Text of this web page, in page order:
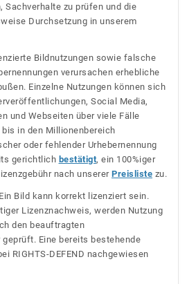
Sachverhalte zu prüfen und die
Durchsetzung in unserem
Bildnutzungen sowie falsche
verursachen erhebliche
Einzelne Nutzungen können sich
Social Media,
und Webseiten über viele Fälle
bis in den Millionenbereich
oder fehlender Urhebernennung
gerichtlich bestätigt, ein 100%iger
nach unserer Preisliste zu.
Ein Bild kann korrekt lizenziert sein.
Lizenznachweis, werden Nutzung
den beauftragten
Eine bereits bestehende
RIGHTS-DEFEND nachgewiesen